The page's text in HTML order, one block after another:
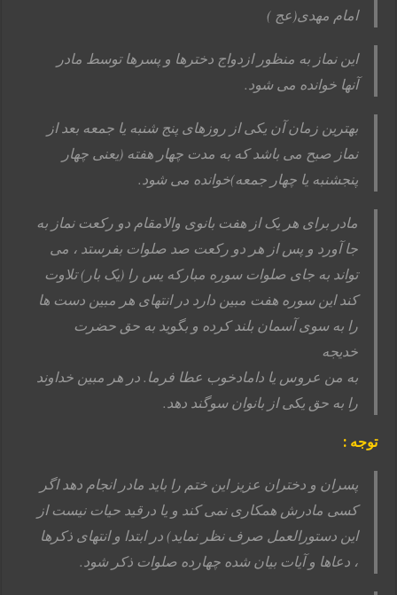
امام مهدی(عج )
این نماز به منظور ازدواج دخترها و پسرها توسط مادر
آنها خوانده می شود.
بهترین زمان آن یکی از روزهای پنج شنبه یا جمعه بعد از
نماز صبح می باشد که به مدتچهار هفته (یعنی چهار
پنجشنبه یا چهار جمعه)خوانده می شود.
مادر برای هر یک از هفت بانوی والامقام دو رکعت نماز به
جا آورد و پس از هر دو رکعت صد صلوات بفرستد ، می
تواند به جای صلوات سوره مبارکه یس را (یک بار) تلاوت
کند این سوره هفت مبین دارد در انتهای هر مبین دست ها
را به سوی آسمان بلند کرده و بگوید به حق حضرت
خدیجه
به من عروس یا دامادخوب عطا فرما.در هر مبین خداوند
را به حق یکی از بانوان سوگند دهد.
توجه :
پسران و دختران عزیز این ختم را باید مادر انجام دهد اگر
کسی مادرش همکاری نمی کند و یا درقیدحیات نیست از
این دستورالعمل صرف نظر نماید) در ابتدا و انتهای ذکرها
، دعاها و آیات بیان شده چهارده صلوات ذکر شود.